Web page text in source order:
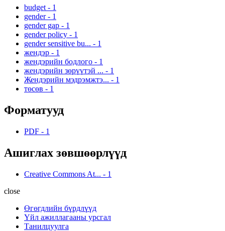
budget - 1
gender - 1
gender gap - 1
gender policy - 1
gender sensitive bu... - 1
жендэр - 1
жендэрийн бодлого - 1
жендэрийн зөрүүтэй ... - 1
Жендэрийн мэдрэмжтэ... - 1
төсөв - 1
Форматууд
PDF - 1
Ашиглах зөвшөөрлүүд
Creative Commons At... - 1
close
Өгөгдлийн бүрдлүүд
Үйл ажиллагааны урсгал
Танилцуулга